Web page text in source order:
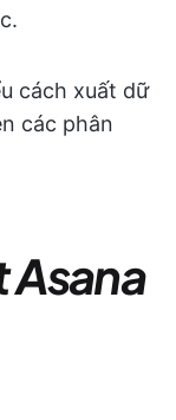
cách xuất dữ
các phân
Asana